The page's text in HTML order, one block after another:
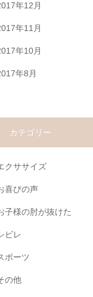
年12月
年11月
年10月
年8月
カテゴリー
クササイズ
喜びの声
子様の肘が抜けた
ビレ
ポーツ
の他